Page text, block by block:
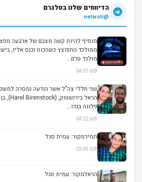
הדיווחים שלנו בטלגרם
@netivoti
מוסיף להיות קשה מצבם של ארבעה
ממולכד התפוצץ כשהכוח נכנס אליו,
מולכד טרם...
6/8 04:57
שני חללי צה"ל אשר הודעה נמסרה
פלוגה בגדו...
6/8 04:22
תמירמקור: עמית סגל
6/8 03:05
הראלמקור: עמית סגל